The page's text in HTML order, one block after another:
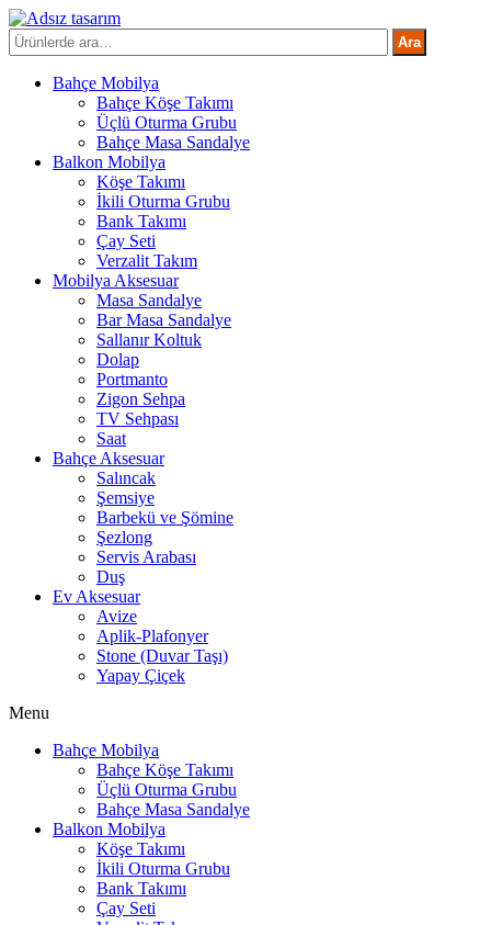
İçeriğe
atla
Ara: Ara
Bahçe Mobilya
Bahçe Köşe Takımı
Üçlü Oturma Grubu
Bahçe Masa Sandalye
Balkon Mobilya
Köşe Takımı
İkili Oturma Grubu
Bank Takımı
Çay Seti
Verzalit Takım
Mobilya Aksesuar
Masa Sandalye
Bar Masa Sandalye
Sallanır Koltuk
Dolap
Portmanto
Zigon Sehpa
TV Sehpası
Saat
Bahçe Aksesuar
Salıncak
Şemsiye
Barbekü ve Şömine
Şezlong
Servis Arabası
Duş
Ev Aksesuar
Avize
Aplik-Plafonyer
Stone (Duvar Taşı)
Yapay Çiçek
Menu
Bahçe Mobilya
Bahçe Köşe Takımı
Üçlü Oturma Grubu
Bahçe Masa Sandalye
Balkon Mobilya
Köşe Takımı
İkili Oturma Grubu
Bank Takımı
Çay Seti